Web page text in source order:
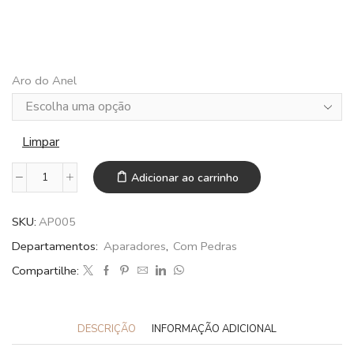
Aro do Anel
Limpar
Adicionar ao carrinho
SKU: AP005
Departamentos: Aparadores, Com Pedras
Compartilhe:
DESCRIÇÃO INFORMAÇÃO ADICIONAL